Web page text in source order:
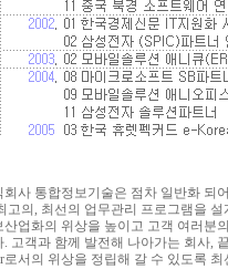
회사 통합정보기술은 점차 일반화 되
고의, 최선의 업무관리 프로그램을
산업화의 위상을 높이고 고객 여러분
. 고객과 함께 발전해 나아가는 회사,
로서의 위상을 정립해 갈 수 있도록